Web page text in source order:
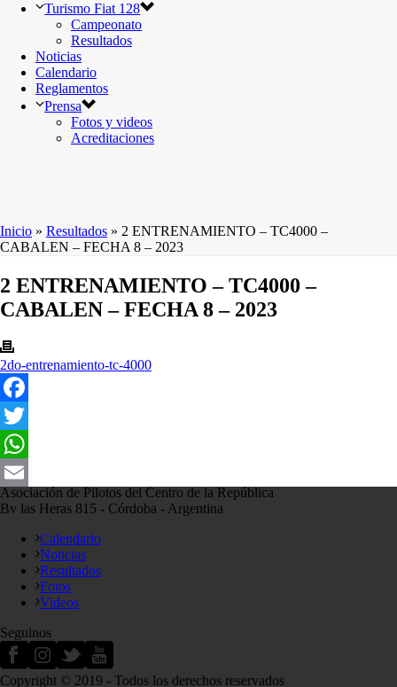
Turismo Fiat 128
Campeonato
Resultados
Noticias
Calendario
Reglamentos
Prensa
Fotos y videos
Acreditaciones
Inicio » Resultados » 2 ENTRENAMIENTO – TC4000 –
CABALEN – FECHA 8 – 2023
2 ENTRENAMIENTO – TC4000 –
CABALEN – FECHA 8 – 2023
2do-entrenamiento-tc-4000
Facebook
Twitter
WhatsApp
Email
Asociación de Pilotos del Centro de la República
Bv las Heras 815 - Córdoba - Argentina
Calendario
Noticias
Resultados
Fotos
Videos
Seguinos
Copyright © 2019 - Todos los derechos reservados